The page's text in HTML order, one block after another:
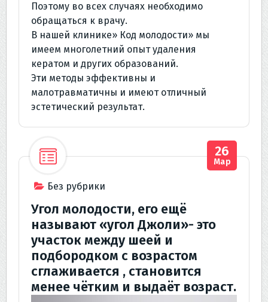
Поэтому во всех случаях необходимо
обращаться к врачу.
В нашей клинике» Код молодости» мы
имеем многолетний опыт удаления
кератом и других образований.
Эти методы эффективны и
малотравматичны и имеют отличный
эстетический результат.
Без рубрики
26
Мар
Угол молодости, его ещё
называют «угол Джоли»- это
участок между шеей и
подбородком с возрастом
сглаживается , становится
менее чётким и выдаёт возраст.